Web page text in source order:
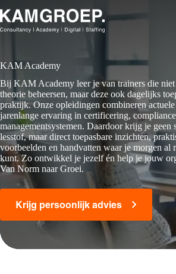
naar
de
KAM Academy
Bij KAM Academy leer je van trainers die niet
theorie beheersen, maar deze ook dagelijks
praktijk. Onze opleidingen combineren
jarenlange ervaring in certificering,
managementsystemen. Daardoor krijg je geen
lesstof, maar direct toepasbare inzichten,
voorbeelden en handvatten waar je morgen al
kunt. Zo ontwikkel je jezelf én help je jouw
Van Norm naar Groei.
Krijg persoonlijk advies